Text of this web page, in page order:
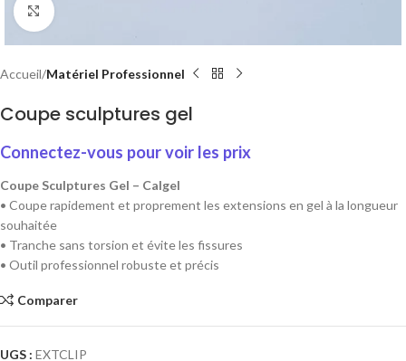
Cliquez pour agrandir
Accueil Matériel Professionnel
Coupe sculptures gel
Connectez-vous pour voir les prix
Coupe Sculptures Gel – Calgel
• Coupe rapidement et proprement les extensions en gel à la longueur
souhaitée
• Tranche sans torsion et évite les fissures
• Outil professionnel robuste et précis
Comparer
UGS : EXTCLIP